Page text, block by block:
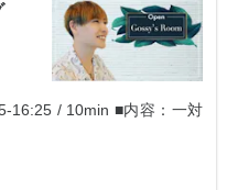
16:25 / 10min ■内容：一対